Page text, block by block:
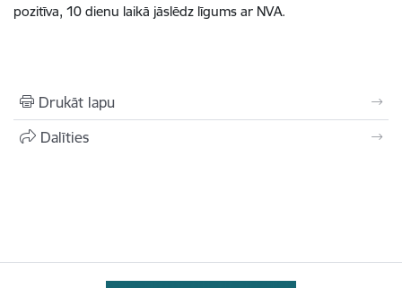
pozitīva, 10 dienu laikā jāslēdz līgums ar NVA.
Drukāt lapu
Dalīties